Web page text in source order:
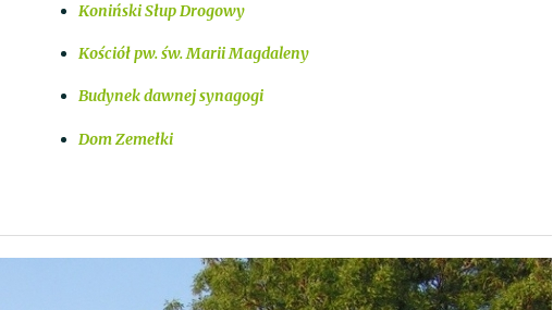
Koniński Słup Drogowy
Kościół pw. św. Marii Magdaleny
Budynek dawnej synagogi
Dom Zemełki